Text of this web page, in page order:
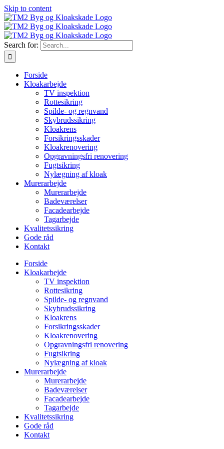
Skip to content
Search for:
Forside
Kloakarbejde
TV inspektion
Rottesikring
Spilde- og regnvand
Skybrudssikring
Kloakrens
Forsikringsskader
Kloakrenovering
Opgravningsfri renovering
Fugtsikring
Nylægning af kloak
Murerarbejde
Murerarbejde
Badeværelser
Facadearbejde
Tagarbejde
Kvalitetssikring
Gode råd
Kontakt
Forside
Kloakarbejde
TV inspektion
Rottesikring
Spilde- og regnvand
Skybrudssikring
Kloakrens
Forsikringsskader
Kloakrenovering
Opgravningsfri renovering
Fugtsikring
Nylægning af kloak
Murerarbejde
Murerarbejde
Badeværelser
Facadearbejde
Tagarbejde
Kvalitetssikring
Gode råd
Kontakt